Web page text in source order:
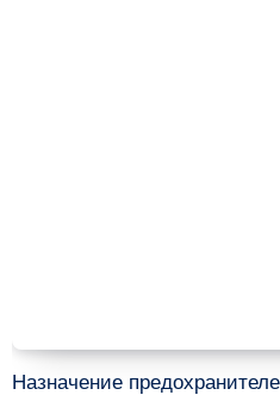
Назначение